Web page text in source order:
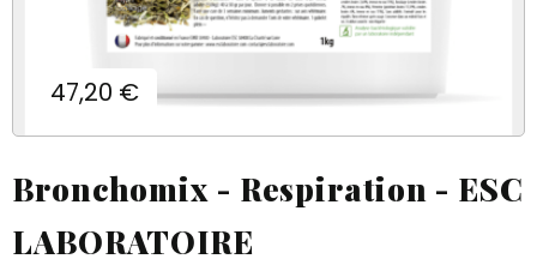
Prix
47,20 €
Bronchomix - Respiration - ESC
LABORATOIRE